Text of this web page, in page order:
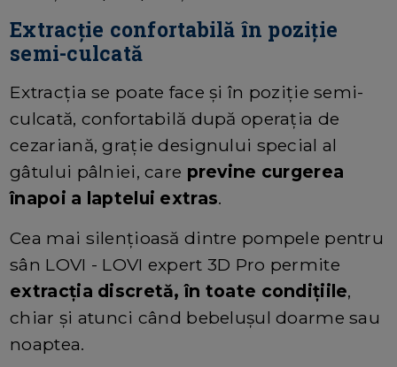
Extracție confortabilă în poziție
semi-culcată
Extracția se poate face și în poziție semi-
culcată, confortabilă după operația de
cezariană, grație designului special al
gâtului pâlniei, care previne curgerea
înapoi a laptelui extras.
Cea mai silențioasă dintre pompele pentru
sân LOVI - LOVI expert 3D Pro permite
extracția discretă, în toate condițiile,
chiar și atunci când bebelușul doarme sau
noaptea.